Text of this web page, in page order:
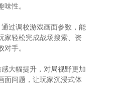
性。
过调校游戏画面参数，能
家轻松完成战场搜索、资
手。
大幅提升，对局视野更加
面问题，让玩家沉浸式体